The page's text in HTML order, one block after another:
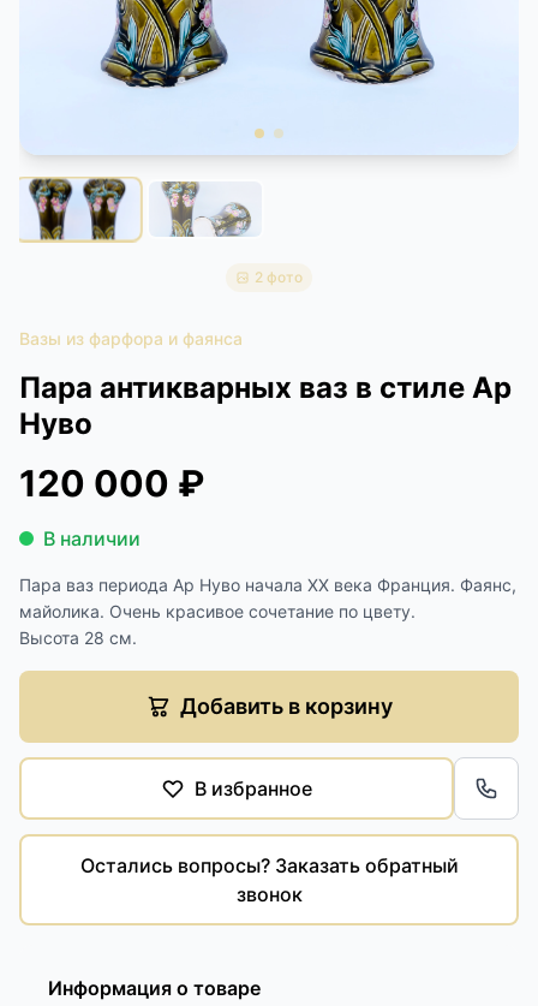
КОНТАКТЫ
ДОСТАВКА И ОПЛАТА
2 фото
Вазы из фарфора и фаянса
Пара антикварных ваз в стиле Ар
Нуво
120 000 ₽
В наличии
Пара ваз периода Ар Нуво начала XX века Франция. Фаянс,
майолика. Очень красивое сочетание по цвету.
Высота 28 см.
Добавить в корзину
В избранное
Остались вопросы? Заказать обратный
звонок
Информация о товаре